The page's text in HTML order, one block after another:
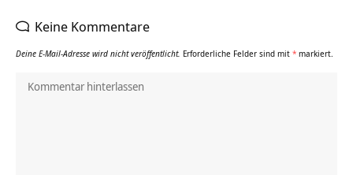
Keine Kommentare
Deine E-Mail-Adresse wird nicht veröffentlicht. Erforderliche Felder sind mit * markiert.